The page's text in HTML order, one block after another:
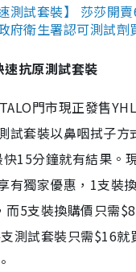
測試套裝】 莎莎開
府衛生署認可測試劑
速抗原測試套裝
門市現正發售
試套裝以鼻咽拭子方
15分鐘就有結果。
有獨家優惠，1支裝
而5支裝換購價只需
測試套裝只需$16就